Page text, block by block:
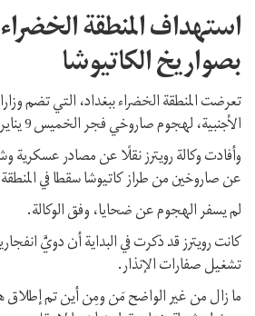
استهداف المنطقة
بصواريخ الكاتيوشا
تعرضت المنطقة الخضراء ببغداد، التي تضم
الأجنبية، لهجوم صاروخي فجر الخميس 9 يناير/كانون الثاني 2020.
وأفادت وكالة رويترز نقلًا عن مصادر عسكرية
عن صاروخين من طراز كاتيوشا سقطا في
لم يسفر الهجوم عن ضحايا، وفق الوكالة.
كانت رويترز قد ذكرت في البداية أن دويَّ
تشغيل صفارات الإنذار.
ما زال من غير الواضح مَن ومِن أين تم إطلاق